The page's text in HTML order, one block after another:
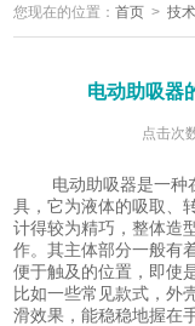
您现在的位置：首页 >技
电动助吸器
点击次
电动助吸器是一种在
具，它为液体的吸取、
计得较为精巧，整体造
作。其主体部分一般有
便于触及的位置，即使
比如一些常见款式，外
滑效果，能稳稳地握在